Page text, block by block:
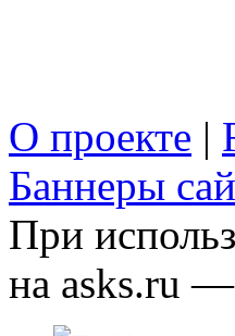
О проекте |
Баннеры
При
на asks.ru —